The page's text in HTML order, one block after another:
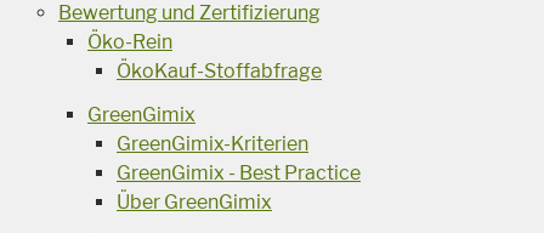
Bewertung und Zertifizierung
Öko-Rein
ÖkoKauf-Stoffabfrage
GreenGimix
GreenGimix-Kriterien
GreenGimix - Best Practice
Über GreenGimix